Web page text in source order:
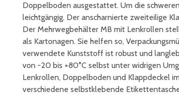
Doppelboden ausgestattet. Um die
leichtgängig. Der anscharnierte zweiteilige
Der Mehrwegbehälter MB mit Lenkrollen
als Kartonagen. Sie helfen so,
verwendete Kunststoff ist robust und
von -20 bis +80°C selbst unter widrigen
Lenkrollen, Doppelboden und Klappdeckel
verschiedene selbstklebende